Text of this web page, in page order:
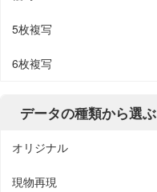
5枚複写
6枚複写
データの種類から選ぶ
オリジナル
現物再現